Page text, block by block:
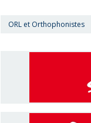
ORL et Orthophonistes